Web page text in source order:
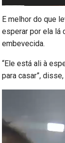
E melhor do que
esperar por ela lá
embevecida.
“Ele está ali à
para casar”,
vídeo